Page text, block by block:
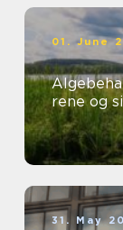
01. June
rene og
31. May